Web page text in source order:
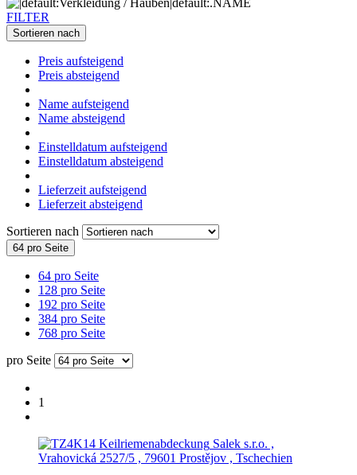
FILTER
Sortieren nach
Preis aufsteigend
Preis absteigend
Name aufsteigend
Name absteigend
Einstelldatum aufsteigend
Einstelldatum absteigend
Lieferzeit aufsteigend
Lieferzeit absteigend
Sortieren nach
64 pro Seite
64 pro Seite
128 pro Seite
192 pro Seite
384 pro Seite
768 pro Seite
pro Seite
1
Salek s.r.o. ,
Vrahovická 2527/5 , 79601 Prostějov , Tschechien